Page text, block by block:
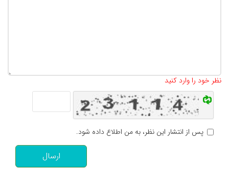
نظر خود را وارد کنید
پس از انتشار این نظر، به من اطلاع داده شود.
ارسال